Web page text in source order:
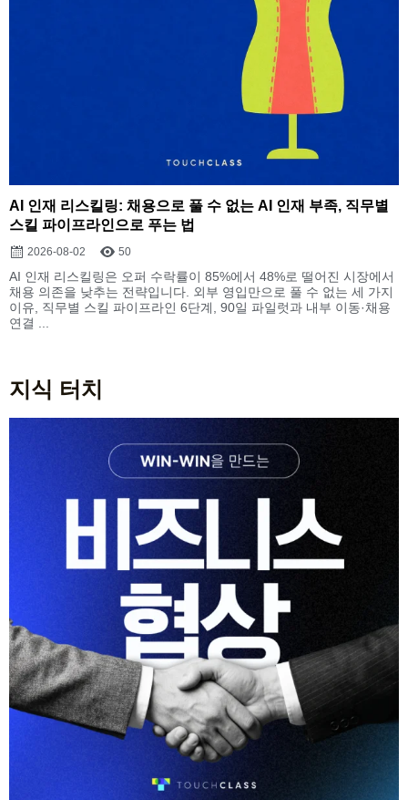
AI 인재 리스킬링: 채용으로 풀 수 없는 AI 인재 부족, 직무별
스킬 파이프라인으로 푸는 법
2026-08-02 50
AI 인재 리스킬링은 오퍼 수락률이 85%에서 48%로 떨어진 시장에서
채용 의존을 낮추는 전략입니다. 외부 영입만으로 풀 수 없는 세 가지
이유, 직무별 스킬 파이프라인 6단계, 90일 파일럿과 내부 이동·채용
연결 ...
지식 터치